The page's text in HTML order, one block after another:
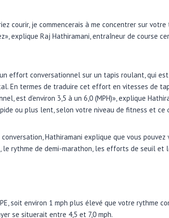
courir, je commencerais à me concentrer sur
explique Raj Hathiramani, entraîneur de course
effort conversationnel sur un tapis roulant, qui est
En termes de traduire cet effort en vitesses de
est d’environ 3,5 à un 6,0 (MPH)», explique
ou plus lent, selon votre niveau de fitness et ce
Hathiramani explique que vous pouvez
le rythme de demi-marathon, les efforts de seuil et
soit environ 1 mph plus élevé que votre rythme
se situerait entre 4,5 et 7,0 mph.